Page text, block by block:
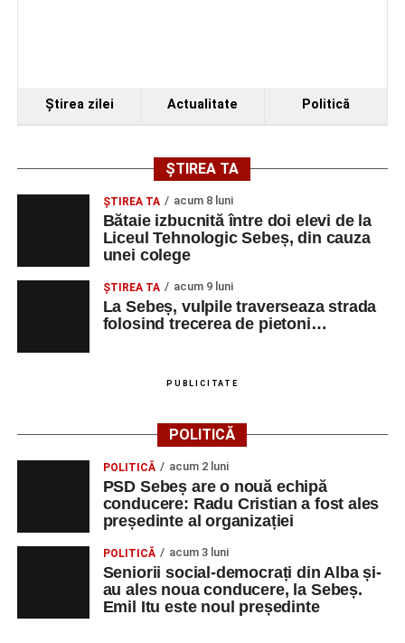
Ştirea zilei Actualitate Politică
ȘTIREA TA
ŞTIREA TA acum 8 luni
Bătaie izbucnită între doi elevi de la
Liceul Tehnologic Sebeș, din cauza
unei colege
ŞTIREA TA acum 9 luni
La Sebeș, vulpile traverseaza strada
folosind trecerea de pietoni…
PUBLICITATE
POLITICĂ
POLITICĂ acum 2 luni
PSD Sebeș are o nouă echipă
conducere: Radu Cristian a fost ales
președinte al organizației
POLITICĂ acum 3 luni
Seniorii social-democrați din Alba și-
au ales noua conducere, la Sebeș.
Emil Itu este noul președinte